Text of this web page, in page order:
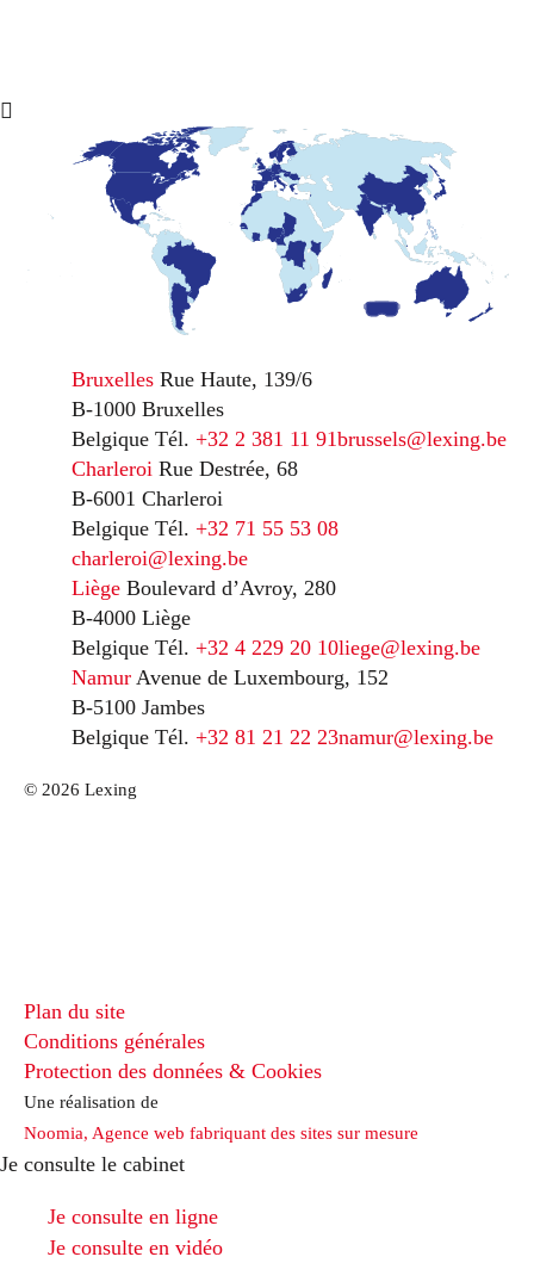
Bruxelles Rue Haute, 139/6
B-1000 Bruxelles
Belgique Tél. +32 2 381 11 91brussels@lexing.be
Charleroi Rue Destrée, 68
B-6001 Charleroi
Belgique Tél. +32 71 55 53 08
charleroi@lexing.be
Liège Boulevard d’Avroy, 280
B-4000 Liège
Belgique Tél. +32 4 229 20 10liege@lexing.be
Namur Avenue de Luxembourg, 152
B-5100 Jambes
Belgique Tél. +32 81 21 22 23namur@lexing.be
© 2026 Lexing
Plan du site
Conditions générales
Protection des données & Cookies
Une réalisation de
Noomia, Agence web fabriquant des sites sur mesure
Je consulte le cabinet
Je consulte en ligne
Je consulte en vidéo